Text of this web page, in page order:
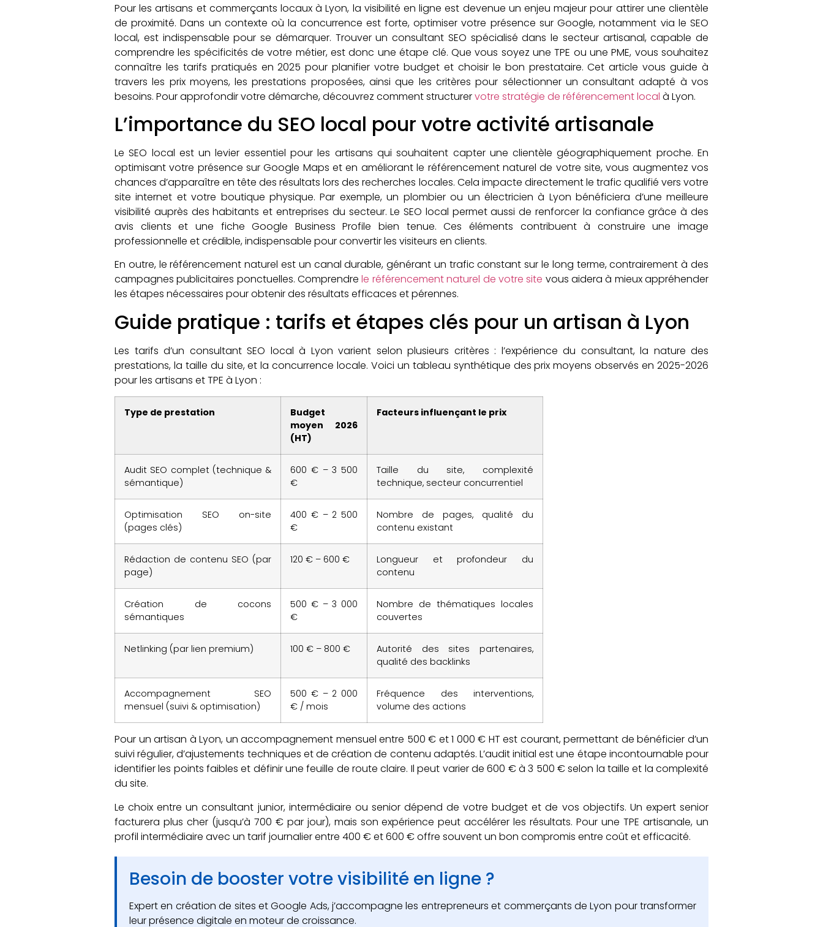
Pour les artisans et commerçants locaux à Lyon, la visibilité en ligne est devenue un enjeu majeur pour attirer une clientèle
de proximité. Dans un contexte où la concurrence est forte, optimiser votre présence sur Google, notamment via le SEO
local, est indispensable pour se démarquer. Trouver un consultant SEO spécialisé dans le secteur artisanal, capable de
comprendre les spécificités de votre métier, est donc une étape clé. Que vous soyez une TPE ou une PME, vous souhaitez
connaître les tarifs pratiqués en 2025 pour planifier votre budget et choisir le bon prestataire. Cet article vous guide à
travers les prix moyens, les prestations proposées, ainsi que les critères pour sélectionner un consultant adapté à vos
besoins. Pour approfondir votre démarche, découvrez comment structurervotre stratégie de référencement local à Lyon.
L’importance du SEO local pour votre activité artisanale
Le SEO local est un levier essentiel pour les artisans qui souhaitent capter une clientèle géographiquement proche. En
optimisant votre présence sur Google Maps et en améliorant le référencement naturel de votre site, vous augmentez vos
chances d’apparaître en tête des résultats lors des recherches locales. Cela impacte directement le trafic qualifié vers votre
site internet et votre boutique physique. Par exemple, un plombier ou un électricien à Lyon bénéficiera d’une meilleure
visibilité auprès des habitants et entreprises du secteur. Le SEO local permet aussi de renforcer la confiance grâce à des
avis clients et une fiche Google Business Profile bien tenue. Ces éléments contribuent à construire une image
professionnelle et crédible, indispensable pour convertir les visiteurs en clients.
En outre, le référencement naturel est un canal durable, générant un trafic constant sur le long terme, contrairement à des
campagnes publicitaires ponctuelles. Comprendrele référencement naturel de votre site vous aidera à mieux appréhender
les étapes nécessaires pour obtenir des résultats efficaces et pérennes.
Guide pratique : tarifs et étapes clés pour un artisan à Lyon
Les tarifs d’un consultant SEO local à Lyon varient selon plusieurs critères : l’expérience du consultant, la nature des
prestations, la taille du site, et la concurrence locale. Voici un tableau synthétique des prix moyens observés en 2025-2026
pour les artisans et TPE à Lyon :
Type de prestation
Budget
moyen 2026
(HT)
Facteurs influençant le prix
Audit SEO complet (technique &
sémantique)
600 € – 3 500
€
Taille du site, complexité
technique, secteur concurrentiel
Optimisation SEO on-site
(pages clés)
400 € – 2 500
€
Nombre de pages, qualité du
contenu existant
Rédaction de contenu SEO (par
page)
120 € – 600 €
Longueur et profondeur du
contenu
Création de cocons
sémantiques
500 € – 3 000
€
Nombre de thématiques locales
couvertes
Netlinking (par lien premium) 100 € – 800 €
Autorité des sites partenaires,
qualité des backlinks
Accompagnement SEO
mensuel (suivi & optimisation)
500 € – 2 000
€ / mois
Fréquence des interventions,
volume des actions
Pour un artisan à Lyon, un accompagnement mensuel entre 500 € et 1 000 € HT est courant, permettant de bénéficier d’un
suivi régulier, d’ajustements techniques et de création de contenu adaptés. L’audit initial est une étape incontournable pour
identifier les points faibles et définir une feuille de route claire. Il peut varier de 600 € à 3 500 € selon la taille et la complexité
du site.
Le choix entre un consultant junior, intermédiaire ou senior dépend de votre budget et de vos objectifs. Un expert senior
facturera plus cher (jusqu’à 700 € par jour), mais son expérience peut accélérer les résultats. Pour une TPE artisanale, un
profil intermédiaire avec un tarif journalier entre 400 € et 600 € offre souvent un bon compromis entre coût et efficacité.
Besoin de booster votre visibilité en ligne ?
Expert en création de sites et Google Ads, j’accompagne les entrepreneurs et commerçants de Lyon pour transformer
leur présence digitale en moteur de croissance.